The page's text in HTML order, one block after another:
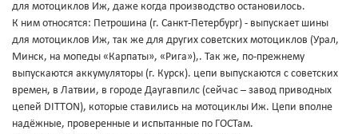
для мотоциклов Иж, даже когда производство остановилось.
К ним относятся: Петрошина (г. Санкт-Петербург) - выпускает шины
для мотоциклов Иж, так же для других советских мотоциклов (Урал,
Минск, на мопеды «Карпаты», «Рига»),. Так же, по-прежнему
выпускаются аккумуляторы (г. Курск). цепи выпускаются с советских
времен, в Латвии, в городе Даугавпилс (сейчас – завод приводных
цепей DITTON), которые ставились на мотоциклы Иж. Цепи вполне
надёжные, проверенные и испытанные по ГОСТам.